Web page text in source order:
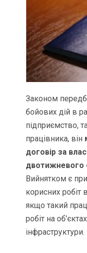
Законом
бойових дій в
підприємство,
працівника, він
договір за
двотижневого
Вийнятком є
корисних робіт
якщо такий
робіт на
інфраструктури.